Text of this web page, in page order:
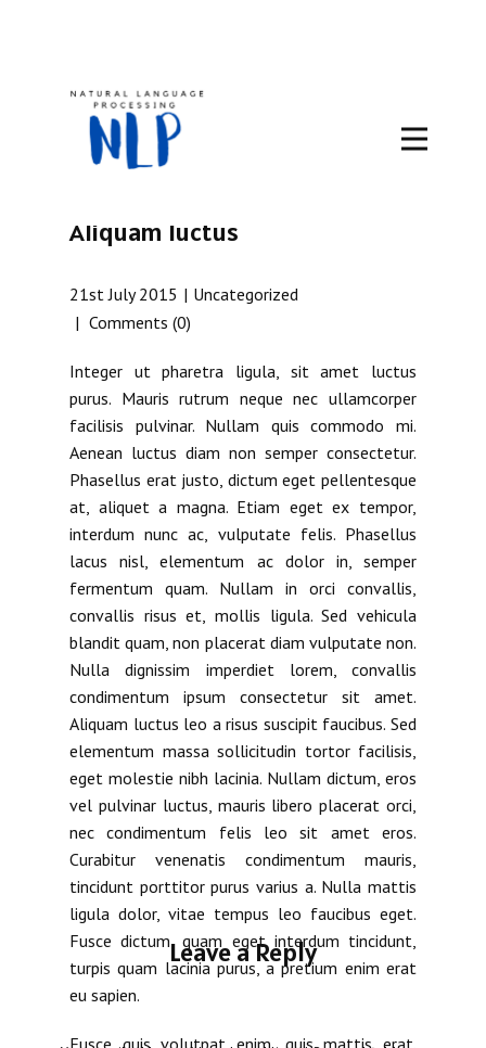
Aliquam luctus
21st July 2015
Uncategorized
Comments (0)
Integer ut pharetra ligula, sit amet luctus
purus. Mauris rutrum neque nec ullamcorper
facilisis pulvinar. Nullam quis commodo mi.
Aenean luctus diam non semper consectetur.
Phasellus erat justo, dictum eget pellentesque
at, aliquet a magna. Etiam eget ex tempor,
interdum nunc ac, vulputate felis. Phasellus
lacus nisl, elementum ac dolor in, semper
fermentum quam. Nullam in orci convallis,
convallis risus et, mollis ligula. Sed vehicula
blandit quam, non placerat diam vulputate non.
Nulla dignissim imperdiet lorem, convallis
condimentum ipsum consectetur sit amet.
Aliquam luctus leo a risus suscipit faucibus. Sed
elementum massa sollicitudin tortor facilisis,
eget molestie nibh lacinia. Nullam dictum, eros
vel pulvinar luctus, mauris libero placerat orci,
nec condimentum felis leo sit amet eros.
Curabitur venenatis condimentum mauris,
tincidunt porttitor purus varius a. Nulla mattis
ligula dolor, vitae tempus leo faucibus eget.
Fusce dictum, quam eget interdum tincidunt,
turpis quam lacinia purus, a pretium enim erat
eu sapien.
Fusce quis volutpat enim, quis mattis erat.
Leave a Reply